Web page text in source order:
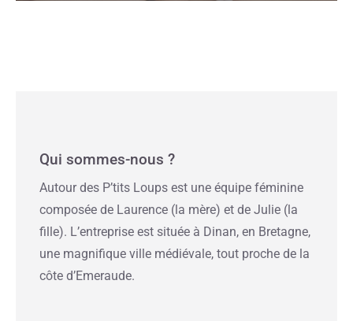
Qui sommes-nous ?
Autour des P’tits Loups est une équipe féminine
composée de Laurence (la mère) et de Julie (la
fille). L’entreprise est située à Dinan, en Bretagne,
une magnifique ville médiévale, tout proche de la
côte d’Emeraude.